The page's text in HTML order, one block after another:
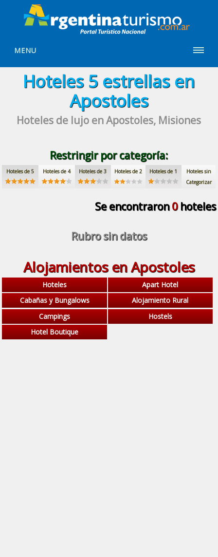
MENU
Hoteles 5 estrellasen
Apostoles
Hoteles de lujo en Apostoles, Misiones
Restringir por categoría:
Hoteles de 5 Hoteles de 4 Hoteles de 3 Hoteles de 2 Hoteles de 1
Hoteles sin
Categorizar
Se encontraron0hoteles
Rubro sin datos
Alojamientos en Apostoles
Hoteles
Apart Hotel
Cabañas y Bungalows
Alojamiento Rural
Campings
Hostels
Hotel Boutique